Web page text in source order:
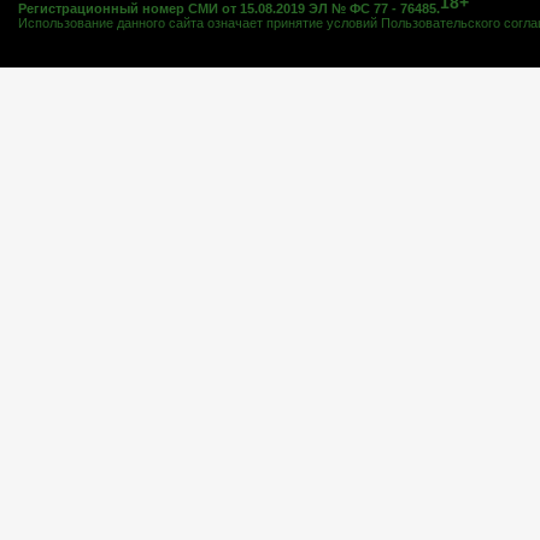
Регистрационный номер СМИ от 15.08.2019 ЭЛ № ФС 77 - 76485.
Использование данного сайта означает принятие условий Пользовательского